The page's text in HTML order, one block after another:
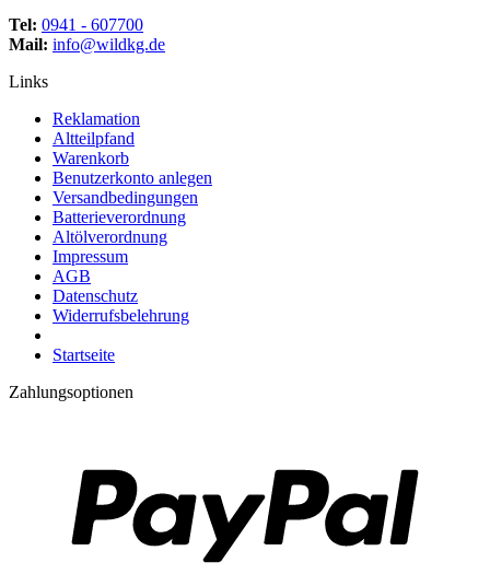
Tel: 0941 - 607700
Mail: info@wildkg.de
Links
Reklamation
Altteilpfand
Warenkorb
Benutzerkonto anlegen
Versandbedingungen
Batterieverordnung
Altölverordnung
Impressum
AGB
Datenschutz
Widerrufsbelehrung
Startseite
Zahlungsoptionen